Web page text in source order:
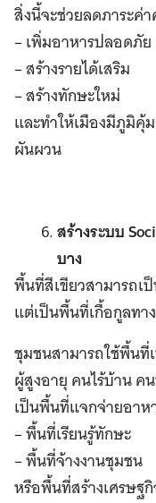
สิ่งนี้จะช่วยลดภาระค่
– เพิ่มอาหารปลอดภัย
– สร้างรายได้เสริม
– สร้างทักษะใหม่
และทำให้เมืองมีภูมิคุ้
ผันผวน
สร้างระบบ
บาง
พื้นที่สีเขียวสามารถ
แต่เป็นพื้นที่เกื้อกูลทา
ชุมชนสามารถใช้พื้นที่
ผู้สูงอายุ คนไร้บ้าน ค
เป็นพื้นที่แจกจ่ายอาห
– พื้นที่เรียนรู้ทักษะ
– พื้นที่จ้างงานชุมชน
หรือพื้นที่สร้างเศรษฐ